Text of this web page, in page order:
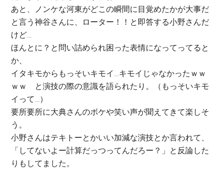
あと、ノンケな河東がどこの瞬間に目覚めたかが大事だ
と言う神谷さんに、ローター！！と即答する小野さんだ
けど…
ほんとに？と問い詰められ困った表情になってってると
か、
イタキモからもっそいキモイ…キモイじゃなかったｗｗ
ｗｗ と演技の際の意識を語られたり。（もっそいキモ
イって…）
要所要所に大典さんのボケや笑い声が聞えてきて楽しそ
う。
小野さんはテキトーとかいい加減な演技とか言われて、
「してないよー計算だっつってんだろー？」と反論した
りもしてました。